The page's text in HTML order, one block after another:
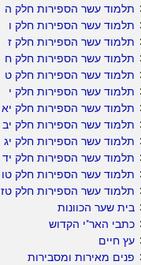
תלמוד עשר הספירות חלק ה
תלמוד עשר הספירות חלק ו
תלמוד עשר הספירות חלק ז
תלמוד עשר הספירות חלק ח
תלמוד עשר הספירות חלק ט
תלמוד עשר הספירות חלק י
תלמוד עשר הספירות חלק יא
תלמוד עשר הספירות חלק יב
תלמוד עשר הספירות חלק יג
תלמוד עשר הספירות חלק יד
תלמוד עשר הספירות חלק טו
תלמוד עשר הספירות חלק טז
בית שער הכוונות
כתבי האר"י הקדוש
עץ חיים
פנים מאירות ומסבירות